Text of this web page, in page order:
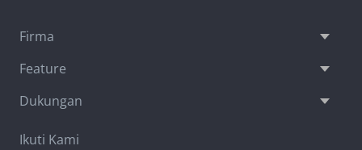
Firma
Feature
Dukungan
Ikuti Kami